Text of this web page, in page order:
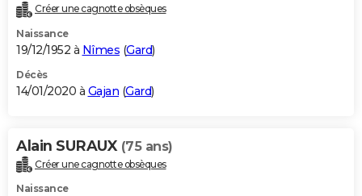
Créer une cagnotte obsèques
Naissance
19/12/1952 à Nîmes (Gard)
Décès
14/01/2020 à Gajan (Gard)
Alain SURAUX (75 ans)
Créer une cagnotte obsèques
Naissance